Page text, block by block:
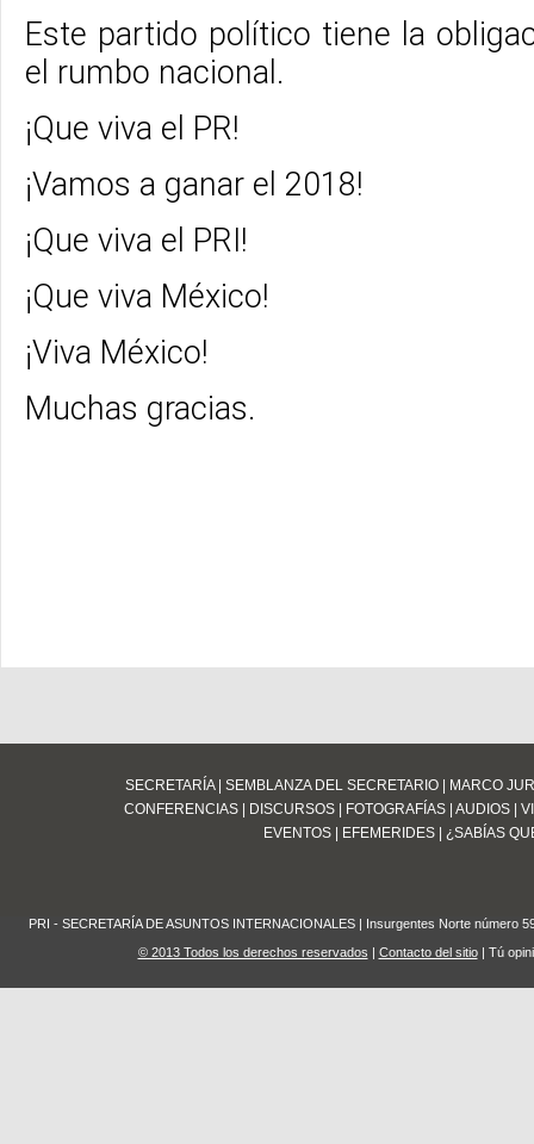
Este partido político tiene la
el rumbo nacional.
¡Que viva el PR!
¡Vamos a ganar el 2018!
¡Que viva el PRI!
¡Que viva México!
¡Viva México!
Muchas gracias.
SECRETARÍA| SEMBLANZA DEL SECRETARIO
MARCO
CONFERENCIAS| DISCURSOS| FOTOGRAFÍAS| AUDIOS|
EVENTOS
EFEMERIDES ¿SABÍAS
PRI - SECRETARÍA DE ASUNTOS INTERNACIONALES | Insurgentes Norte número
© 2013 Todos los derechos reservados | Contacto del sitio| Tú